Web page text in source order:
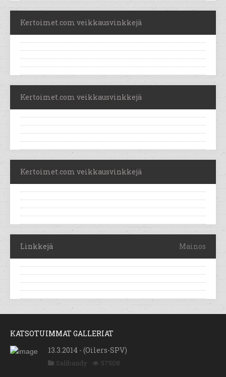
Kertoimet.com veikkausvinkkejä
Kertoimet.com veikkausvinkkejä
Kertoimet.com veikkausvinkkejä
Linkkejä Mainos
KATSOTUIMMAT GALLERIAT
13.3.2014 - (Oilers-SPV)
Salibandy 57508